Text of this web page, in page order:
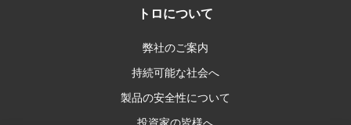
トロについて
弊社のご案内
持続可能な社会へ
製品の安全性について